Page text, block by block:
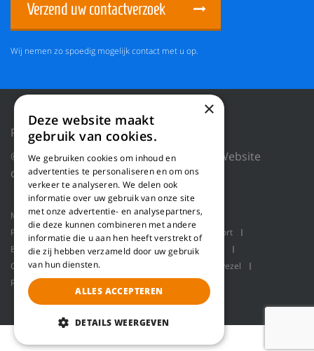
Verzend uw contactverzoek
Wij nemen zo spoedig mogelijk contact met u op.
Privacy Policy
Reset cookies
© 2026 WILLEMS BALING EQUIPMENT |
Website
door Blue Dragon Digital Technology.
Machines Product toepassingen
Over ons
Projecten
Service Schaaflijn
Bulk transport
Balenpersen
Robot handling
Pallet packaging
Contact
Refiner lijn voor het produceren van houtvezel
Refiner lijn voor het maken van houtvezel
Refiner
×
Deze website maakt
gebruik van cookies.
We gebruiken cookies om inhoud en
advertenties te personaliseren en om ons
verkeer te analyseren. We delen ook
informatie over uw gebruik van onze site
met onze advertentie- en analysepartners,
die deze kunnen combineren met andere
informatie die u aan hen heeft verstrekt of
die zij hebben verzameld door uw gebruik
van hun diensten.
ALLES ACCEPTEREN
DETAILS WEERGEVEN